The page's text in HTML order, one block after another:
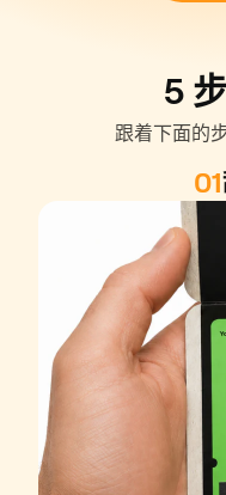
5
跟着下面的
01